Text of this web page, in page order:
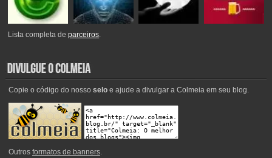
Lista completa deparceiros.
Copie o código do nosso seloe ajude a divulgar a Colmeia em seu blog.
Outros formatos de banners.